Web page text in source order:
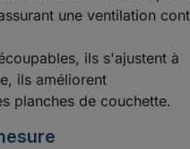
une ventilation
ils s'ajustent à
ils améliorent
planches de couchette.